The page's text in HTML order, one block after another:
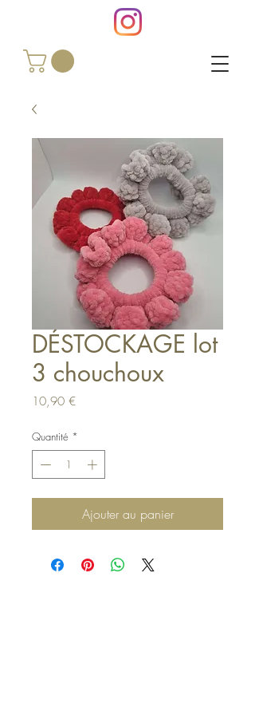
DÉSTOCKAGE lot
3 chouchoux
10,90 €Prix
Quantité *
Ajouter au panier